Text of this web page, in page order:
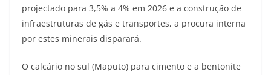
projectado para 3,5% a 4% em 2026 e a construção de
infraestruturas de gás e transportes, a procura interna
por estes minerais disparará.
O calcário no sul (Maputo) para cimento e a bentonite